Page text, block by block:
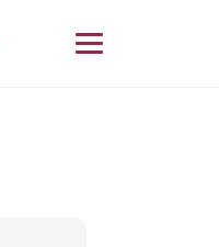
Menü